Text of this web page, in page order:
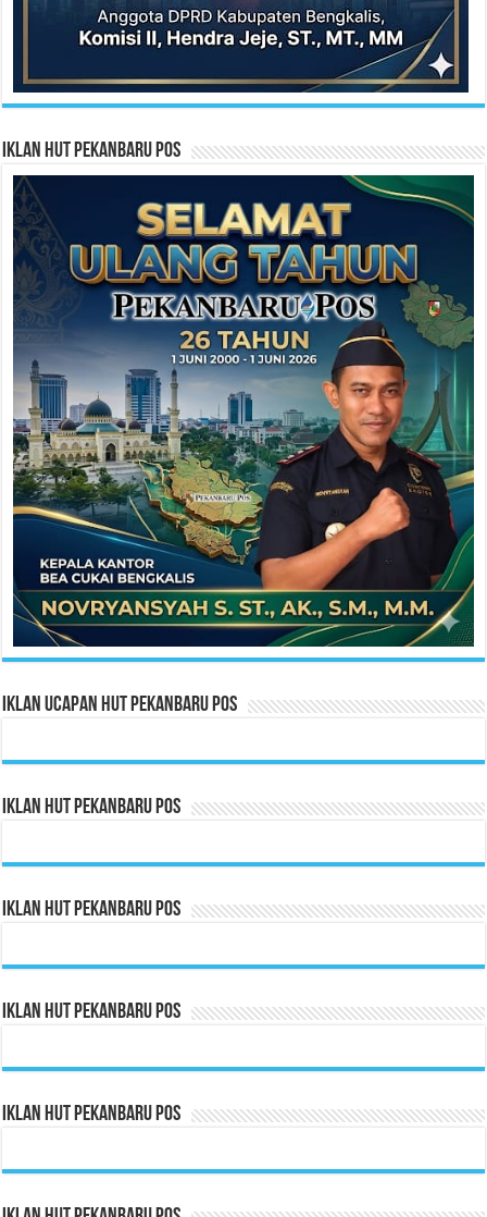
Iklan HUT Pekanbaru Pos
Iklan Ucapan HUT Pekanbaru Pos
Iklan HUT Pekanbaru Pos
Iklan HUT Pekanbaru Pos
Iklan HUT Pekanbaru Pos
Iklan HUT Pekanbaru Pos